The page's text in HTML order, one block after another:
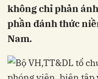
không chỉ phản
phần đánh thức
Nam.